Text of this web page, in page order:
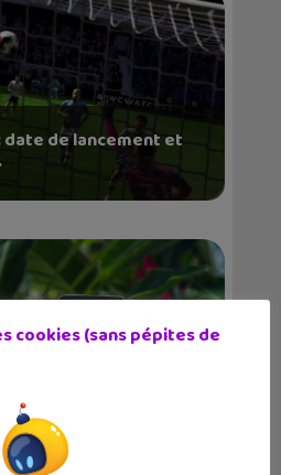
date de lancement et
cookies (sans pépites de